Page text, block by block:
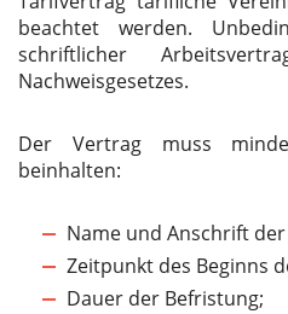
beachtet werden.
schriftlicher
Nachweisgesetzes.
Der Vertrag muss
beinhalten:
Name und Anschrift
Zeitpunkt des Beginns
Dauer der Befristung;